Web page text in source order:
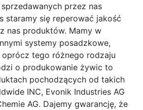
przez nas
staramy się reperować jakość
nas produktów. Mamy w
systemy posadzkowe,
tego różnego rodzaju
o produkowanie żywic to
pochodzących od takich
INC, Evonik Industries AG
AG. Dajemy gwarancję, że